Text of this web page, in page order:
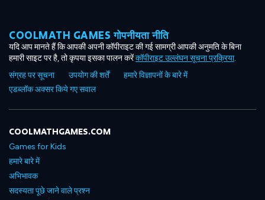
COOLMATH GAMES गोपनीयता नीति
यदि आप मानते हैं कि आपकी अपनी कॉपीराइट की गई सामग्री आपकी अनुमति के बिना
हमारी साइट पर है, तो कृपया इसका पालन करेंकॉपीराइट उल्लंघन सूचना प्रक्रिया.
संग्रह पर सूचना
उपयोग की शर्तें
हमारे विज्ञापनों के बारे में
एडब्लॉक अक्सर किये गए सवाल
COOLMATHGAMES.COM
Games for Kids
हमारे बारे में
अभिभावक
सदस्यता पूछे जाने वाले प्रश्न